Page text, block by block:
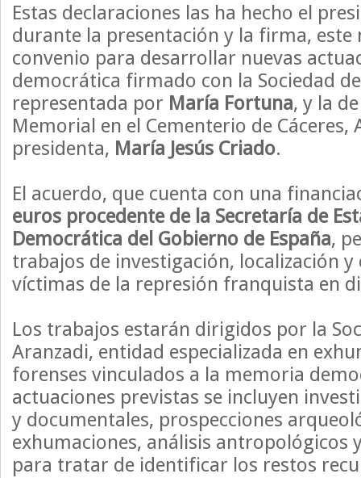
Estas declaraciones las ha hecho el
durante la presentación y la firma, este
convenio para desarrollar nuevas
democrática firmado con la Sociedad
representada por María Fortuna, y la
Memorial en el Cementerio de Cáceres,
presidenta, María Jesús Criado.
El acuerdo, que cuenta con una
euros procedente de la Secretaría de
Democrática del Gobierno de España,
trabajos de investigación, localización y
víctimas de la represión franquista en
Los trabajos estarán dirigidos por la
Aranzadi, entidad especializada en
forenses vinculados a la memoria
actuaciones previstas se incluyen
y documentales, prospecciones
exhumaciones, análisis antropológicos
para tratar de identificar los restos